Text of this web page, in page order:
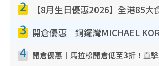
2
3
4